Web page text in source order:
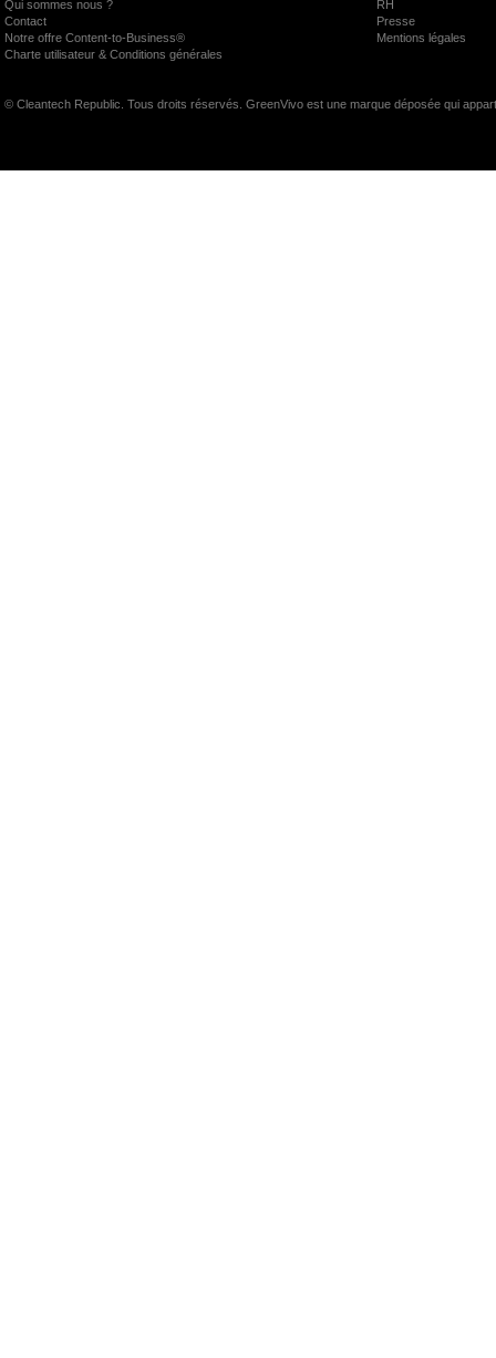
Qui sommes nous ?
RH
Contact
Presse
Notre offre Content-to-Business®
Mentions légales
Charte utilisateur & Conditions générales
© Cleantech Republic. Tous droits réservés. GreenVivo est une marque déposée qui